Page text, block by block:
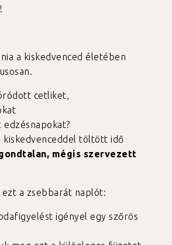
a kiskedvenced életében
cetliket,
kiskedvenceddel töltött idő
mégis szervezett
a zsebbarát naplót:
igényel egy szőrös